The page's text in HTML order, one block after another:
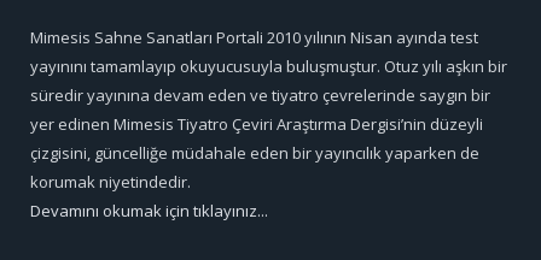
Mimesis Sahne Sanatları Portali 2010 yılının Nisan ayında test
yayınını tamamlayıp okuyucusuyla buluşmuştur. Otuz yılı aşkın bir
süredir yayınına devam eden ve tiyatro çevrelerinde saygın bir
yer edinen Mimesis Tiyatro Çeviri Araştırma Dergisi’nin düzeyli
çizgisini, güncelliğe müdahale eden bir yayıncılık yaparken de
korumak niyetindedir.
Devamını okumak için tıklayınız...